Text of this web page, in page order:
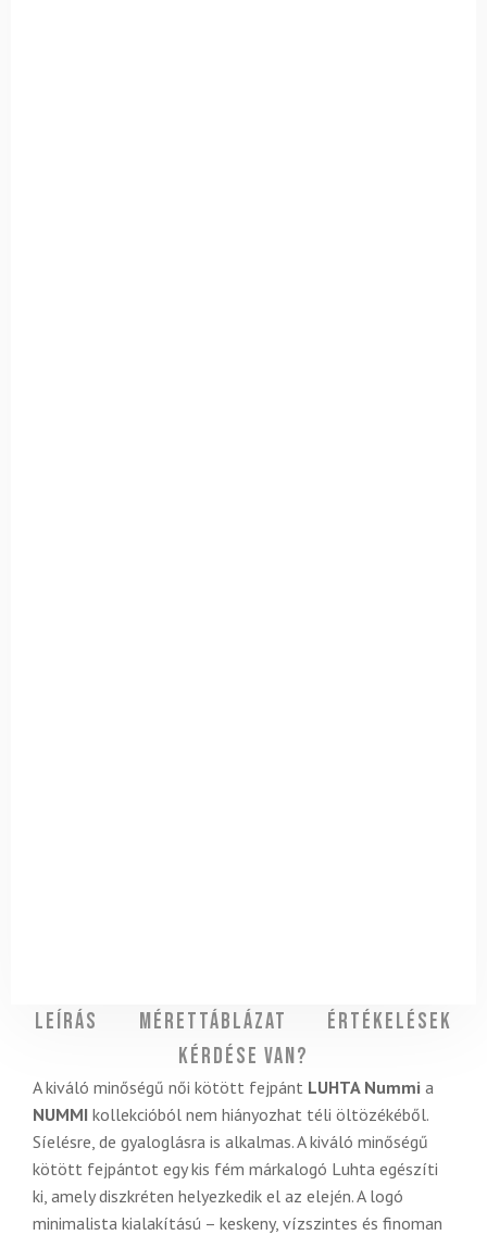
Leírás Mérettáblázat
Értékelések
Kérdése van?
A kiváló minőségű női kötött fejpánt LUHTA Nummi a
NUMMI kollekcióból nem hiányozhat téli öltözékéből.
Síelésre, de gyaloglásra is alkalmas. A kiváló minőségű
kötött fejpántot egy kis fém márkalogó Luhta egészíti
ki, amely diszkréten helyezkedik el az elején. A logó
minimalista kialakítású – keskeny, vízszintes és finoman